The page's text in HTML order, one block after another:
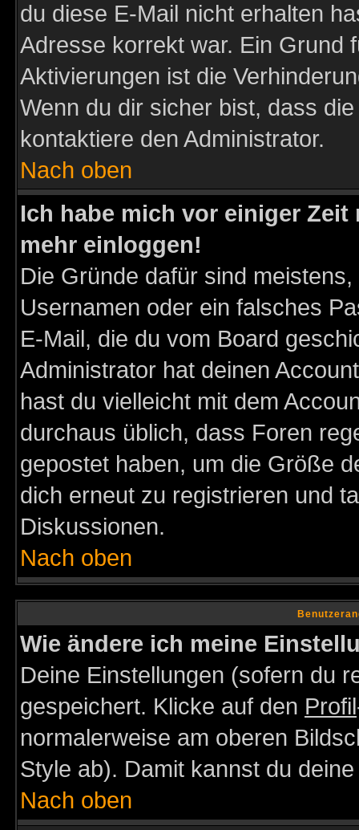
du diese E-Mail nicht erhalten
Adresse korrekt war. Ein Grund
Aktivierungen ist die
Wenn du dir sicher bist, dass
kontaktiere den Administrator.
Nach oben
Ich habe mich vor einiger
mehr einloggen!
Die Gründe dafür sind
Usernamen oder ein falsches
E-Mail, die du vom Board
Administrator hat deinen
hast du vielleicht mit dem
durchaus üblich, dass Foren
gepostet haben, um die Größe
dich erneut zu registrieren und
Diskussionen.
Nach oben
Wie ändere ich meine
Deine Einstellungen (sofern du
gespeichert. Klicke auf den Profil
normalerweise am oberen
Style ab). Damit kannst du
Nach oben